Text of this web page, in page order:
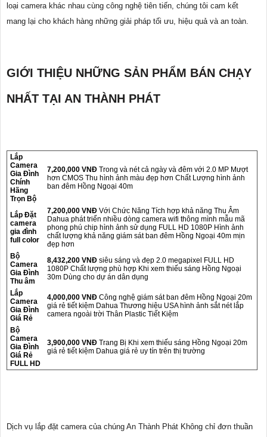
loại camera khác nhau cùng công nghệ tiên tiến, chúng tôi cam kết
mang lại cho khách hàng những giải pháp tối ưu, hiệu quả và an toàn.
GIỚI THIỆU NHỮNG SẢN PHẨM BÁN CHẠY
NHẤT TẠI AN THÀNH PHÁT
Lắp
Camera
Gia Đình
Chính
Hãng
Trọn Bộ
7,200,000 VNĐ Trong và nét cả ngày và đêm với 2.0 MP Mượt
hơn CMOS Thu hình ảnh màu đẹp hơn Chất Lượng hình ảnh
ban đêm Hồng Ngoại 40m
Lắp Đặt
camera
gia đình
full color
7,200,000 VNĐ Với Chức Năng Tích hợp khả năng Thu Âm
Dahua phát triển nhiều dòng camera wifi thông mình mẫu mã
phong phú chip hình ảnh sử dụng FULL HD 1080P Hình ảnh
chất lượng khả năng giám sát ban đêm Hồng Ngoại 40m mịn
đẹp hơn
Bộ
Camera
Gia Đình
Thu âm
8,432,200 VNĐ siêu sáng và đẹp 2.0 megapixel FULL HD
1080P Chất lượng phù hợp Khi xem thiếu sáng Hồng Ngoại
30m Dùng cho dự án dân dụng
Lắp
Camera
Gia Đình
Giá Rẻ
4,000,000 VNĐ Công nghệ giám sát ban đêm Hồng Ngoại 20m
giá rẻ tiết kiệm Dahua Thương hiệu USA hình ảnh sắt nét lắp
camera ngoài trời Thân Plastic Tiết Kiệm
Bộ
Camera
Gia Đình
Giá Rẻ
FULL HD
3,900,000 VNĐ Trang Bị Khi xem thiếu sáng Hồng Ngoại 20m
giá rẻ tiết kiệm Dahua giá rẻ uy tín trên thị trường
Dịch vụ lắp đặt camera của chúng An Thành Phát Không chỉ đơn thuần